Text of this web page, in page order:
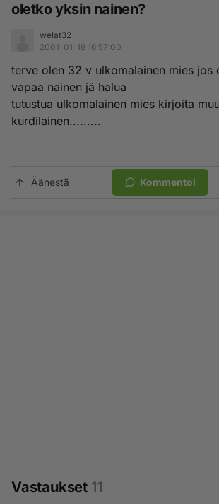
oletko yksin nainen?
welat32
2001-01-18 16:57:00
terve olen 32 v ulkomalainen mies jos
vapaa nainen jä halua
tutustua ulkomalainen mies kirjoita
kurdilainen.........
Äänestä Kommentoi
Vastaukset 11